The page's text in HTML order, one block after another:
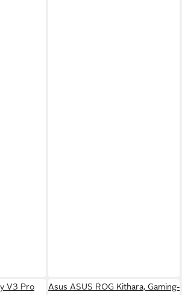
V3 Pro
Asus ASUS ROG Kithara, Gaming-